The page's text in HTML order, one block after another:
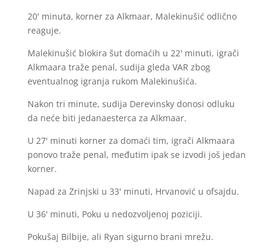
20' minuta, korner za Alkmaar, Malekinušić odlično
reaguje.
Malekinušić blokira šut domaćih u 22' minuti, igrači
Alkmaara traže penal, sudija gleda VAR zbog
eventualnog igranja rukom Malekinušića.
Nakon tri minute, sudija Derevinsky donosi odluku
da neće biti jedanaesterca za Alkmaar.
U 27' minuti korner za domaći tim, igrači Alkmaara
ponovo traže penal, međutim ipak se izvodi još jedan
korner.
Napad za Zrinjski u 33' minuti, Hrvanović u ofsajdu.
U 36' minuti, Poku u nedozvoljenoj poziciji.
Pokušaj Bilbije, ali Ryan sigurno brani mrežu.